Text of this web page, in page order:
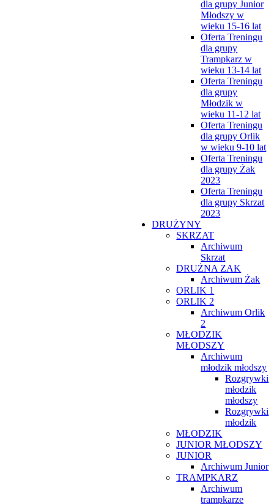
dla grupy Junior
Młodszy w
wieku 15-16 lat
Oferta Treningu
dla grupy
Trampkarz w
wieku 13-14 lat
Oferta Treningu
dla grupy
Młodzik w
wieku 11-12 lat
Oferta Treningu
dla grupy Orlik
w wieku 9-10 lat
Oferta Treningu
dla grupy Żak
2023
Oferta Treningu
dla grupy Skrzat
2023
DRUŻYNY
SKRZAT
Archiwum
Skrzat
DRUŻNA ZAK
Archiwum Żak
ORLIK 1
ORLIK 2
Archiwum Orlik
2
MŁODZIK
MŁODSZY
Archiwum
młodzik młodszy
Rozgrywki
młodzik
młodszy
Rozgrywki
młodzik
MŁODZIK
JUNIOR MŁODSZY
JUNIOR
Archiwum Junior
TRAMPKARZ
Archiwum
trampkarze